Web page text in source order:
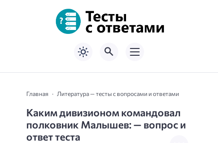
Главная Литература — тесты с вопросами и ответами
Каким дивизионом командовал
полковник Малышев: — вопрос и
ответ теста